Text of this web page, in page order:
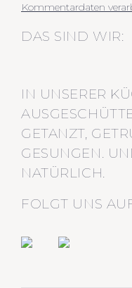
Kommentardaten
DAS SIND WIR:
IN UNSERER
GETANZT,
GESUNGEN.
NATÜRLICH.
FOLGT UNS